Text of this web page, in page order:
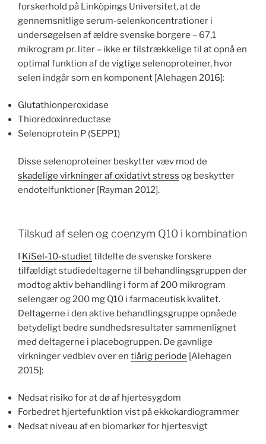
forskerhold på Linköpings Universitet, at de
gennemsnitlige serum-selenkoncentrationer i
undersøgelsen af ældre svenske borgere – 67,1
mikrogram pr. liter – ikke er tilstrækkelige til at opnå en
optimal funktion af de vigtige selenoproteiner, hvor
selen indgår som en komponent [Alehagen 2016]:
Glutathionperoxidase
Thioredoxinreductase
Selenoprotein P (SEPP1)
Disse selenoproteiner beskytter væv mod de
skadelige virkninger af oxidativt stress og beskytter
endotelfunktioner [Rayman 2012].
Tilskud af selen og coenzym Q10 i kombination
I KiSel-10-studiettildelte de svenske forskere
tilfældigt studiedeltagerne til behandlingsgruppen der
modtog aktiv behandling i form af 200 mikrogram
selengær og 200 mg Q10 i farmaceutisk kvalitet.
Deltagerne i den aktive behandlingsgruppe opnåede
betydeligt bedre sundhedsresultater sammenlignet
med deltagerne i placebogruppen. De gavnlige
virkninger vedblev over en tiårig periode [Alehagen
2015]:
Nedsat risiko for at dø af hjertesygdom
Forbedret hjertefunktion vist på ekkokardiogrammer
Nedsat niveau af en biomarkør for hjertesvigt